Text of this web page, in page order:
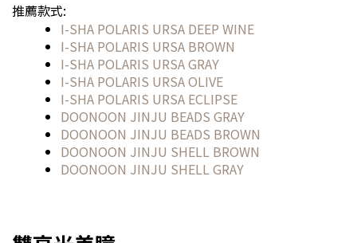
推薦款式:
I-SHA POLARIS URSA DEEP WINE
I-SHA POLARIS URSA BROWN
I-SHA POLARIS URSA GRAY
I-SHA POLARIS URSA OLIVE
I-SHA POLARIS URSA ECLIPSE
DOONOON JINJU BEADS GRAY
DOONOON JINJU BEADS BROWN
DOONOON JINJU SHELL BROWN
DOONOON JINJU SHELL GRAY